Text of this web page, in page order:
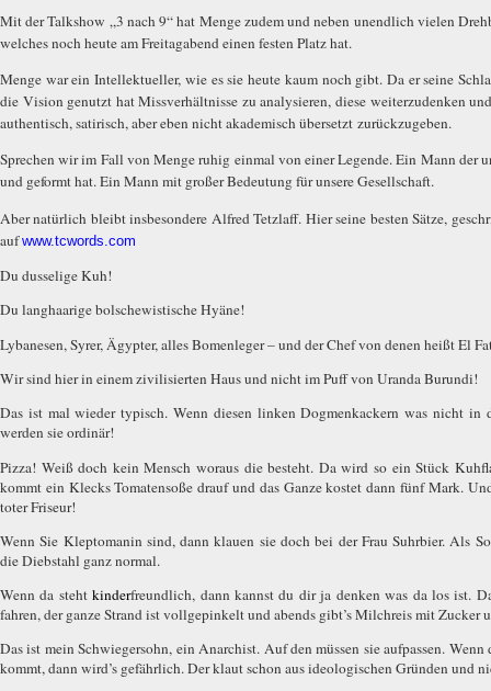
Mit der Talkshow „3 nach 9“ hat Menge zudem und neben unendlich vielen
welches noch heute am Freitagabend einen festen Platz hat.
Menge war ein Intellektueller, wie es sie heute kaum noch gibt. Da er seine
die Vision genutzt hat Missverhältnisse zu analysieren, diese weiterzudenken
authentisch, satirisch, aber eben nicht akademisch übersetzt zurückzugeben.
Sprechen wir im Fall von Menge ruhig einmal von einer Legende. Ein Mann der
und geformt hat. Ein Mann mit großer Bedeutung für unsere Gesellschaft.
Aber natürlich bleibt insbesondere Alfred Tetzlaff. Hier seine besten Sätze,
aufwww.tcwords.com
Du dusselige Kuh!
Du langhaarige bolschewistische Hyäne!
Lybanesen, Syrer, Ägypter, alles Bomenleger – und der Chef von denen heißt El
Wir sind hier in einem zivilisierten Haus und nicht im Puff von Uranda Burundi!
Das ist mal wieder typisch. Wenn diesen linken Dogmenkackern was nicht in
werden sie ordinär!
Pizza! Weiß doch kein Mensch woraus die besteht. Da wird so ein Stück
kommt ein Klecks Tomatensoße drauf und das Ganze kostet dann fünf Mark.
toter Friseur!
Wenn Sie Kleptomanin sind, dann klauen sie doch bei der Frau Suhrbier. Als
die Diebstahl ganz normal.
Wenn da stehtkinderfreundlich, dann kannst du dir ja denken was da los ist.
fahren, der ganze Strand ist vollgepinkelt und abends gibt’s Milchreis mit Zucker
Das ist mein Schwiegersohn, ein Anarchist. Auf den müssen sie aufpassen.
kommt, dann wird’s gefährlich. Der klaut schon aus ideologischen Gründen und